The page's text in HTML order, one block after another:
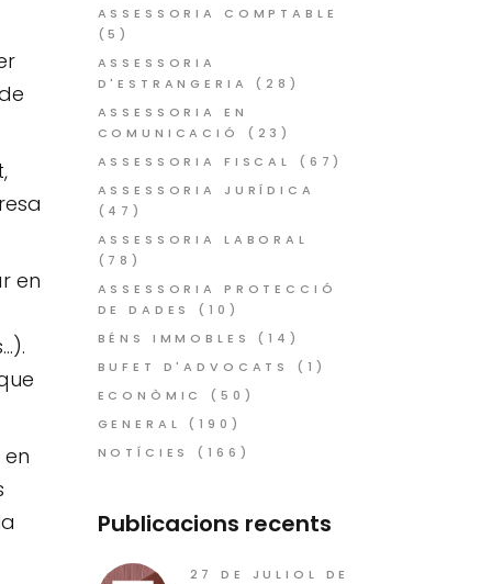
en
ASSESSORIA COMPTABLE
(5)
ASSESSORIA
D'ESTRANGERIA
(28)
ASSESSORIA EN
COMUNICACIÓ
(23)
ASSESSORIA FISCAL
(67)
ASSESSORIA JURÍDICA
(47)
ASSESSORIA LABORAL
(78)
ASSESSORIA PROTECCIÓ
DE DADES
(10)
BÉNS IMMOBLES
(14)
BUFET D'ADVOCATS
(1)
ECONÒMIC
(50)
GENERAL
(190)
NOTÍCIES
(166)
Publicacions recents
27 DE JULIOL DE